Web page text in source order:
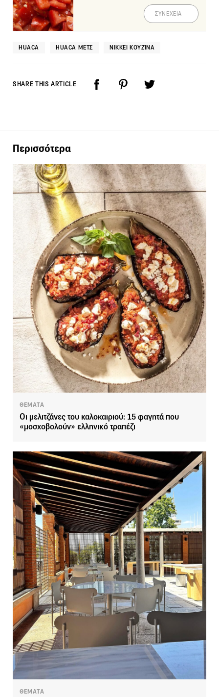
ΣΥΝΕΧΕΙΑ
HUACA HUACA ΜΕΤΣ NIKKEI ΚΟΥΖΊΝΑ
SHARE THIS ARTICLE
Περισσότερα
ΘΕΜΑΤΑ
Οι μελιτζάνες του καλοκαιριού: 15 φαγητά που
«μοσχοβολούν» ελληνικό τραπέζι
ΘΕΜΑΤΑ